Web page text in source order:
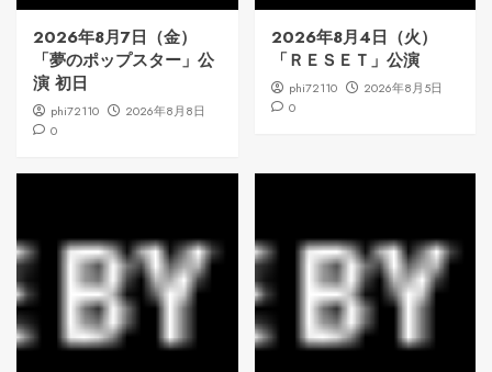
2026年8月7日（金）
「夢のポップスター」公
演 初日
phi72110
2026年8月8日
0
2026年8月4日（火）
「ＲＥＳＥＴ」公演
phi72110
2026年8月5日
0